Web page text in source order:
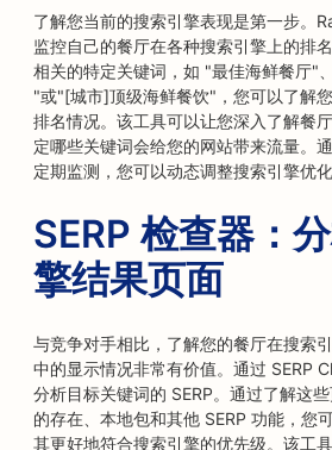
了解您当前的搜索引擎表现是第一步。
监控自己的餐厅在各种搜索引擎上的排
相关的特定关键词，如 "最佳海鲜餐厅"
"或"[城市]顶级海鲜餐饮"，您可以了解
排名情况。该工具可以让您深入了解餐
定哪些关键词会给您的网站带来流量。
定期监测，您可以动态调整搜索引擎优
SERP 检查器：
擎结果页面
与竞争对手相比，了解您的餐厅在搜索引
中的显示情况非常有价值。通过 SERP
分析目标关键词的 SERP。通过了解这
的存在、本地包和其他 SERP 功能，您
其更好地符合搜索引擎的优先级。该工